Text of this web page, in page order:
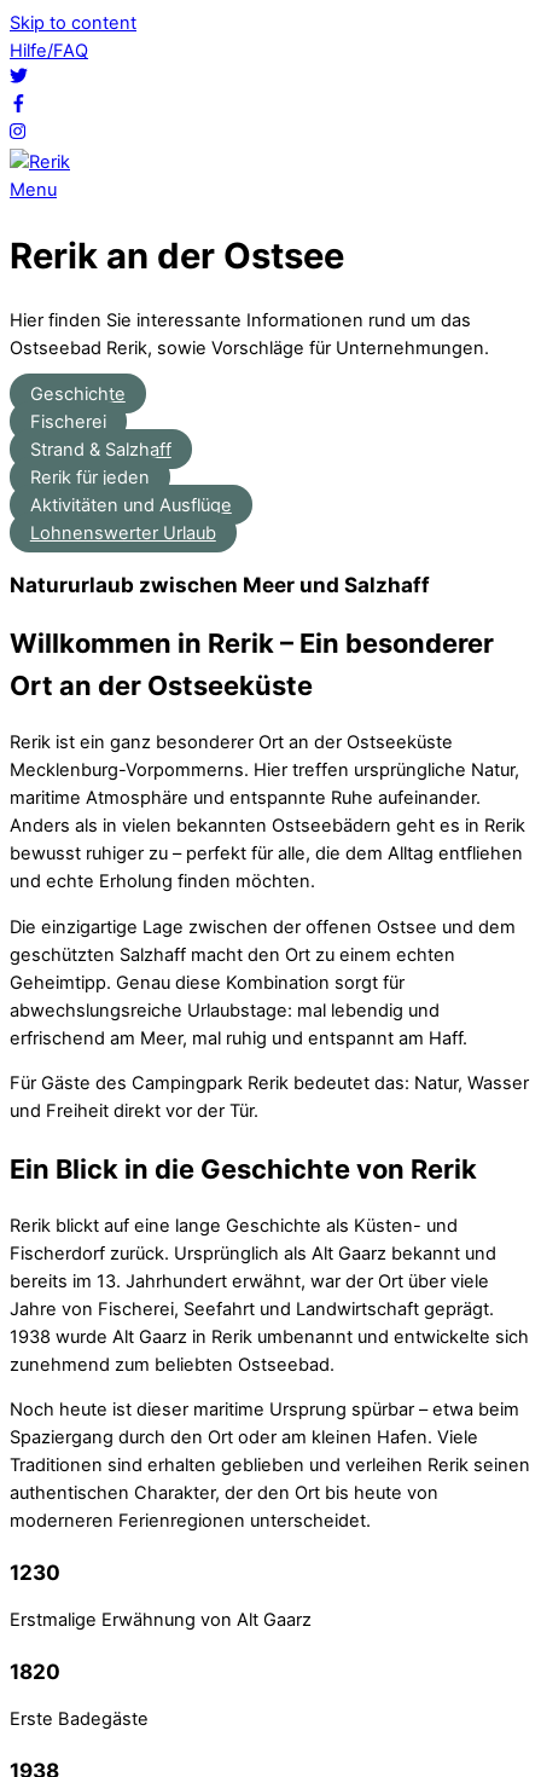
Skip to content
Hilfe/FAQ
Menu
Rerik an der Ostsee
Hier finden Sie interessante Informationen rund um das
Ostseebad Rerik, sowie Vorschläge für Unternehmungen.
Geschichte
Fischerei
Strand & Salzhaff
Rerik für jeden
Aktivitäten und Ausflüge
Lohnenswerter Urlaub
Natururlaub zwischen Meer und Salzhaff
Willkommen in Rerik – Ein besonderer
Ort an der Ostseeküste
Rerik ist ein ganz besonderer Ort an der Ostseeküste
Mecklenburg-Vorpommerns. Hier treffen ursprüngliche Natur,
maritime Atmosphäre und entspannte Ruhe aufeinander.
Anders als in vielen bekannten Ostseebädern geht es in Rerik
bewusst ruhiger zu – perfekt für alle, die dem Alltag entfliehen
und echte Erholung finden möchten.
Die einzigartige Lage zwischen der offenen Ostsee und dem
geschützten Salzhaff macht den Ort zu einem echten
Geheimtipp. Genau diese Kombination sorgt für
abwechslungsreiche Urlaubstage: mal lebendig und
erfrischend am Meer, mal ruhig und entspannt am Haff.
Für Gäste des Campingpark Rerik bedeutet das: Natur, Wasser
und Freiheit direkt vor der Tür.
Ein Blick in die Geschichte von Rerik
Rerik blickt auf eine lange Geschichte als Küsten- und
Fischerdorf zurück. Ursprünglich als Alt Gaarz bekannt und
bereits im 13. Jahrhundert erwähnt, war der Ort über viele
Jahre von Fischerei, Seefahrt und Landwirtschaft geprägt.
1938 wurde Alt Gaarz in Rerik umbenannt und entwickelte sich
zunehmend zum beliebten Ostseebad.
Noch heute ist dieser maritime Ursprung spürbar – etwa beim
Spaziergang durch den Ort oder am kleinen Hafen. Viele
Traditionen sind erhalten geblieben und verleihen Rerik seinen
authentischen Charakter, der den Ort bis heute von
moderneren Ferienregionen unterscheidet.
1230
Erstmalige Erwähnung von Alt Gaarz
1820
Erste Badegäste
1938